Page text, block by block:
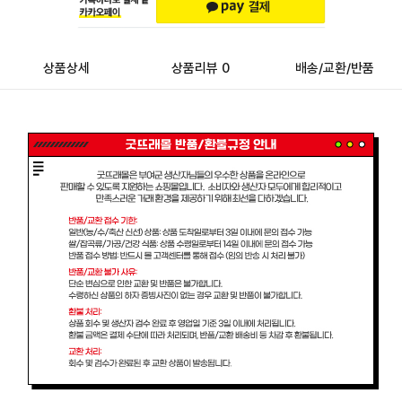
상품상세 상품리뷰 0 배송/교환/반품